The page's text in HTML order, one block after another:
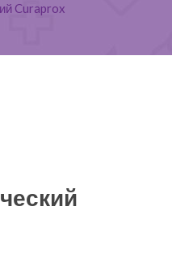
Curaprox